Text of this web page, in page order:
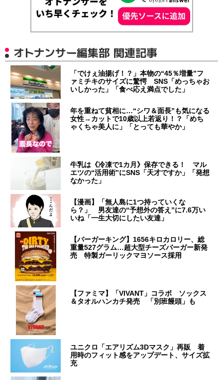
オトナンサー編集部 関連記事
「でけぇ油揚げ！？」本物の“45％増量”フ
ァミチキのサイズに驚愕 SNS「めっちゃお
いしかった」「食べ応え満点でした」
年を重ねて貧相に…“シワ＆面長”も気になる
女性→カットで10歳以上若返り！？「めち
ゃくちゃ美人に」「とっても華やか」
牛乳は《冷凍で1カ月》保存できる！ マル
エツの“活用術”にSNS「天才ですか」「発想
なかった」
【漫画】「無人島に1つ持っていくな
ら？」 男友達の“予想外の答え”に7.6万い
いね「一生大切にしたい友達」
【バーガーキング】1656キロカロリー、総
重量527グラム…超大型チーズバーガー新発
売 特製ガーリックマヨソース採用
【ファミマ】「VIVANT」コラボ ソックス
＆タオルハンカチ発売 「別班饅頭」も
ユニクロ「エアリズム3Dマスク」再販 着
用時のフィット感をアップデート、サイズ拡
充